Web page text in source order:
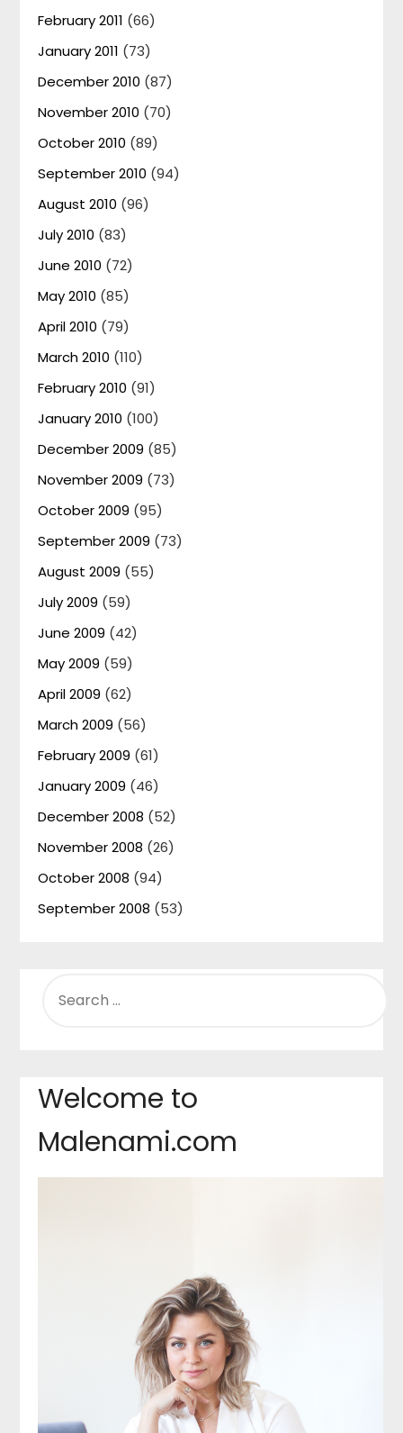
February 2011 (66)
January 2011 (73)
December 2010 (87)
November 2010 (70)
October 2010 (89)
September 2010 (94)
August 2010 (96)
July 2010 (83)
June 2010 (72)
May 2010 (85)
April 2010 (79)
March 2010 (110)
February 2010 (91)
January 2010 (100)
December 2009 (85)
November 2009 (73)
October 2009 (95)
September 2009 (73)
August 2009 (55)
July 2009 (59)
June 2009 (42)
May 2009 (59)
April 2009 (62)
March 2009 (56)
February 2009 (61)
January 2009 (46)
December 2008 (52)
November 2008 (26)
October 2008 (94)
September 2008 (53)
FOR:
Welcome to
Malenami.com